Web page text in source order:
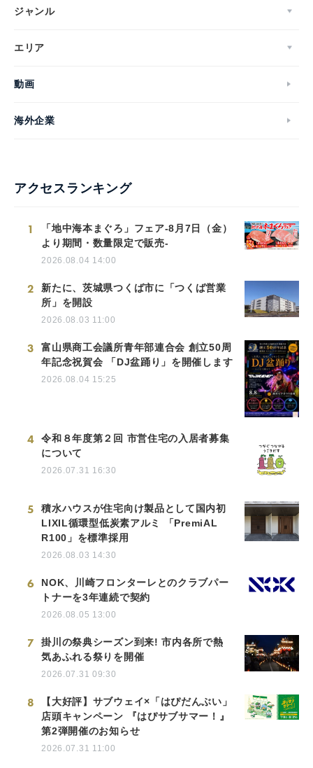
ジャンル
エリア
動画
海外企業
アクセスランキング
1
「地中海本まぐろ」フェア-8月7日（金）
より期間・数量限定で販売-
2026.08.04 14:00
2
新たに、茨城県つくば市に「つくば営業
所」を開設
2026.08.03 11:00
3
富山県商工会議所青年部連合会 創立50周
年記念祝賀会 「DJ盆踊り」を開催します
2026.08.04 15:25
4
令和８年度第２回 市営住宅の入居者募集
について
2026.07.31 16:30
5
積水ハウスが住宅向け製品として国内初
LIXIL循環型低炭素アルミ 「PremiAL
R100」を標準採用
2026.08.03 14:30
6
NOK、川崎フロンターレとのクラブパー
トナーを3年連続で契約
2026.08.05 13:00
7
掛川の祭典シーズン到来! 市内各所で熱
気あふれる祭りを開催
2026.07.31 09:30
8
【大好評】サブウェイ×「はぴだんぶい」
店頭キャンペーン 『はぴサブサマー！』
第2弾開催のお知らせ
2026.07.31 11:00